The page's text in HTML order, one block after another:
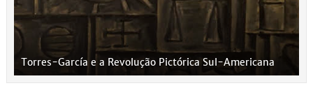
Torres-García e a Revolução Pictórica Sul-Americana